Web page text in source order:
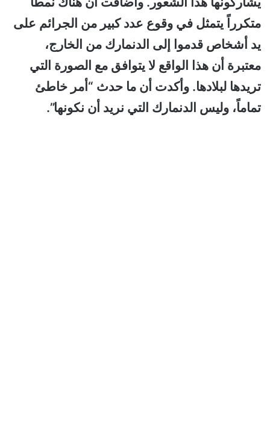
متكرراً يتمثل في وقوع عدد كبير من الجرائم على
يد أشخاص قدموا إلى الدنمارك من الخارج،
معتبرة أن هذا الواقع لا يتوافق مع الصورة التي
تريدها لبلادها. وأكدت أن ما حدث “أمر خاطئ
تماماً، وليس الدنمارك التي نريد أن نكونها”.